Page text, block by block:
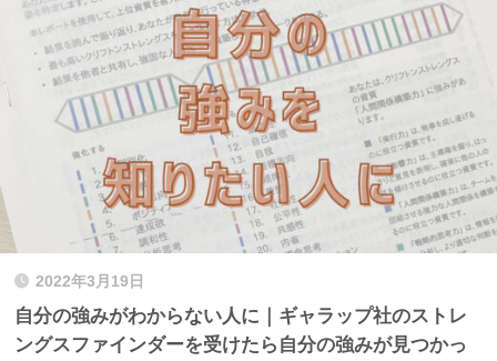
2022年3月19日
自分の強みがわからない人に｜ギャラップ社のストレ
ングスファインダーを受けたら自分の強みが見つかっ